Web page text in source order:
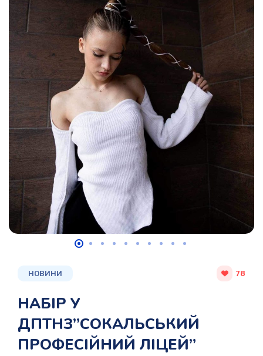
НОВИНИ 78
НАБІР У
ДПТНЗ”СОКАЛЬСЬКИЙ
ПРОФЕСІЙНИЙ ЛІЦЕЙ”